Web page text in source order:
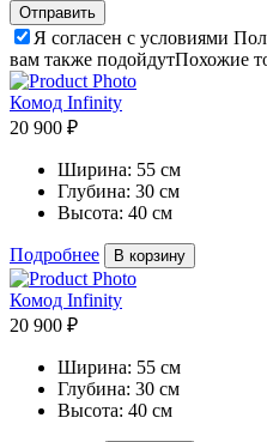
Я согласен с условиями
вам также подойдутПохожие
Комод Infinity
20 900 ₽
Ширина: 55 см
Глубина: 30 см
Высота: 40 см
Подробнее В корзину
Комод Infinity
20 900 ₽
Ширина: 55 см
Глубина: 30 см
Высота: 40 см